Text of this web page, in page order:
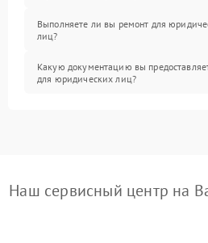
Выполняете ли вы ремонт для
лиц?
Какую документацию вы
для юридических лиц?
Наш сервисный центр на